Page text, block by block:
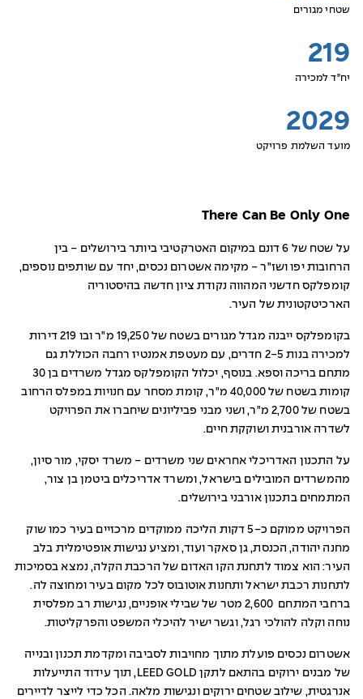
שטחי מגורים
219
יח"ד למכירה
2029
מועד השלמת פרויקט
There Can Be Only One
על שטח של 6 דונם במיקום האטרקטיבי ביותר בירושלים - בין
הרחובות יפו ושז"ר - מקימה אשטרום נכסים, יחד עם שותפים נוספים,
קומפלקס חדשני המהווה נקודת ציון חדשה בהיסטוריה
הארכיטקטונית של העיר.
בקומפלקס ייבנה מגדל מגורים בשטח של 19,250 מ"ר ובו 219 דירות
למכירה בנות 2-5 חדרים, עם מעטפת אמנטיז רחבה הכוללת גם
מתחם בריכה וספא. בנוסף, יכלול הקומפלקס מגדל משרדים בן 30
קומות בשטח של 40,000 מ"ר, קומת מסחר עם חנויות במפלס הרחוב
בשטח של 2,700 מ"ר, ושני מבני פביליונים שיחברו את הפרויקט
לשדרה אורבנית ושוקקת חיים.
על התכנון האדריכלי אחראים שני משרדים - משרד יסקי, מור סיון,
מהמשרדים המובילים בישראל, ומשרד אדריכלים ביטמן בן צור,
המתמחים בתכנון אורבני בירושלים.
הפרויקט ממוקם כ-5 דקות הליכה ממוקדים מרכזיים בעיר כמו שוק
מחנה יהודה, הכנסת, גן סאקר ועוד, ומציע נגישות אופטימלית בלב
העיר: הוא צמוד לתחנת הקו האדום של הרכבת הקלה, נמצא בסמיכות
לתחנות רכבת ישראל ותחנות אוטובוס לכל מקום בעיר ומחוצה לה.
ברחבי המתחם 2,600 מטר של שבילי אופניים, נגישות רב מפלסית
נוחה וקלה להולכי רגל, וגשר ישיר להיכלי המשפט והפרקליטות.
אשטרום נכסים פועלת מתוך מחויבות לסביבה ומקדמת תכנון ובנייה
של מבנים ירוקים בהתאם לתקן LEED GOLD, תוך עידוד התייעלות
אנרגטית, שילוב שטחים ירוקים ונגישות מלאה. הכל כדי לייצר לדיירים